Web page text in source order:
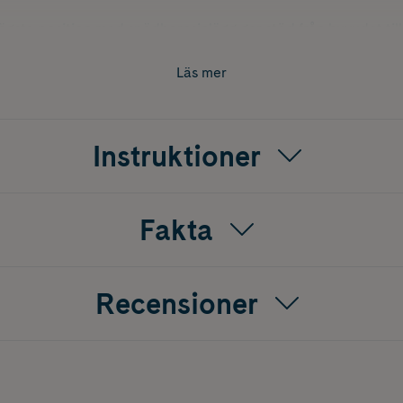
dag ett, genom hela småbarnsåldern.
och meshtyg för komfort och luftgenomströmning.
– inga kontakter, batterier eller strömbrytare behövs.
Läs mer
Instruktioner
Fakta
Recensioner